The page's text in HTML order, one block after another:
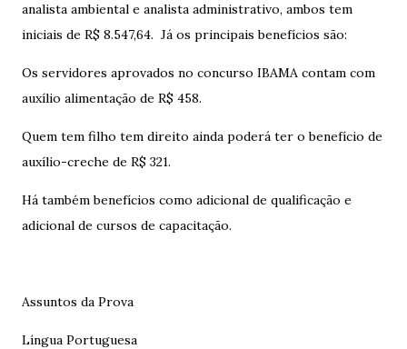
analista ambiental e analista administrativo, ambos tem
iniciais de R$ 8.547,64. Já os principais benefícios são:
Os servidores aprovados no concurso IBAMA contam com
auxílio alimentação de R$ 458.
Quem tem filho tem direito ainda poderá ter o benefício de
auxílio-creche de R$ 321.
Há também benefícios como adicional de qualificação e
adicional de cursos de capacitação.
Assuntos da Prova
Língua Portuguesa